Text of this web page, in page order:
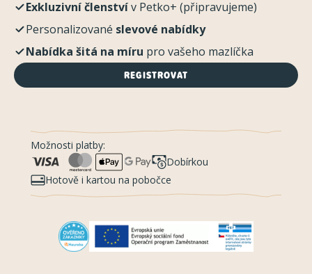
Exkluzivní členstvív Petko+ (připravujeme)
Personalizované slevové nabídky
Nabídka šitá na míru pro vašeho mazlíčka
REGISTROVAT
Možnosti platby:
Dobírkou
Hotově i kartou na pobočce